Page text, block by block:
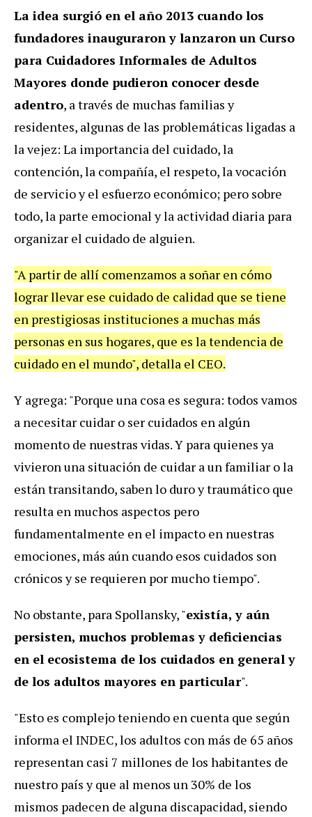
La idea surgió en el año 2013 cuando los
fundadores inauguraron y lanzaron un Curso
para Cuidadores Informales de Adultos
Mayores donde pudieron conocer desde
adentro, a través de muchas familias y
residentes, algunas de las problemáticas ligadas a
la vejez: La importancia del cuidado, la
contención, la compañía, el respeto, la vocación
de servicio y el esfuerzo económico; pero sobre
todo, la parte emocional y la actividad diaria para
organizar el cuidado de alguien.
"A partir de allí comenzamos a soñar en cómo
lograr llevar ese cuidado de calidad que se tiene
en prestigiosas instituciones a muchas más
personas en sus hogares, que es la tendencia de
cuidado en el mundo", detalla el CEO.
Y agrega: "Porque una cosa es segura: todos vamos
a necesitar cuidar o ser cuidados en algún
momento de nuestras vidas. Y para quienes ya
vivieron una situación de cuidar a un familiar o la
están transitando, saben lo duro y traumático que
resulta en muchos aspectos pero
fundamentalmente en el impacto en nuestras
emociones, más aún cuando esos cuidados son
crónicos y se requieren por mucho tiempo".
No obstante, para Spollansky, "existía, y aún
persisten, muchos problemas y deficiencias
en el ecosistema de los cuidados en general y
de los adultos mayores en particular".
"Esto es complejo teniendo en cuenta que según
informa el INDEC, los adultos con más de 65 años
representan casi 7 millones de los habitantes de
nuestro país y que al menos un 30% de los
mismos padecen de alguna discapacidad, siendo